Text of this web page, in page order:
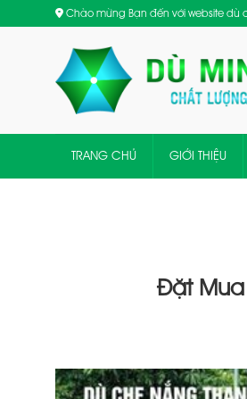
Chào mừng Bạn đến với website dù
TRANG CHỦ GIỚI THIỆU
Đặt Mua